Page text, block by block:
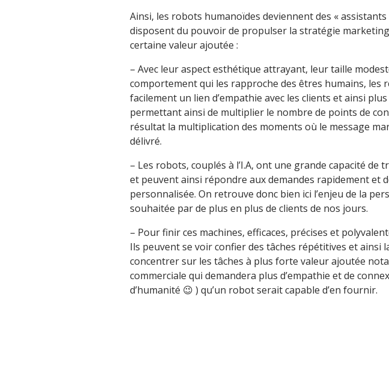
Ainsi, les robots humanoïdes deviennent des «
disposent du pouvoir de propulser la stratégie
certaine valeur ajoutée :
– Avec leur aspect esthétique attrayant, leur taille
comportement qui les rapproche des êtres humains, les
facilement un lien d’empathie avec les clients et ainsi
permettant ainsi de multiplier le nombre de points de
résultat la multiplication des moments où le message
délivré.
– Les robots, couplés à l’I.A, ont une grande capacité de
et peuvent ainsi répondre aux demandes rapidement et
personnalisée. On retrouve donc bien ici l’enjeu de la
souhaitée par de plus en plus de clients de nos jours.
– Pour finir ces machines, efficaces, précises et
Ils peuvent se voir confier des tâches répétitives et ainsi
concentrer sur les tâches à plus forte valeur ajoutée
commerciale qui demandera plus d’empathie et de
d’humanité 😉 ) qu’un robot serait capable d’en fournir.